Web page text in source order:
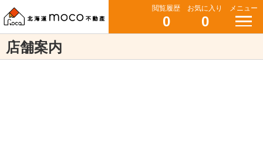
閲覧履歴
0
お気に入り
0
メニュー
店舗案内